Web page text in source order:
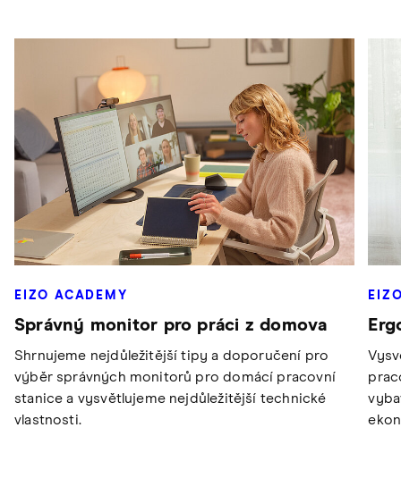
EIZO ACADEMY
Správný monitor pro práci z domova
Shrnujeme nejdůležitější tipy a doporučení pro
výběr správných monitorů pro domácí pracovní
stanice a vysvětlujeme nejdůležitější technické
vlastnosti.